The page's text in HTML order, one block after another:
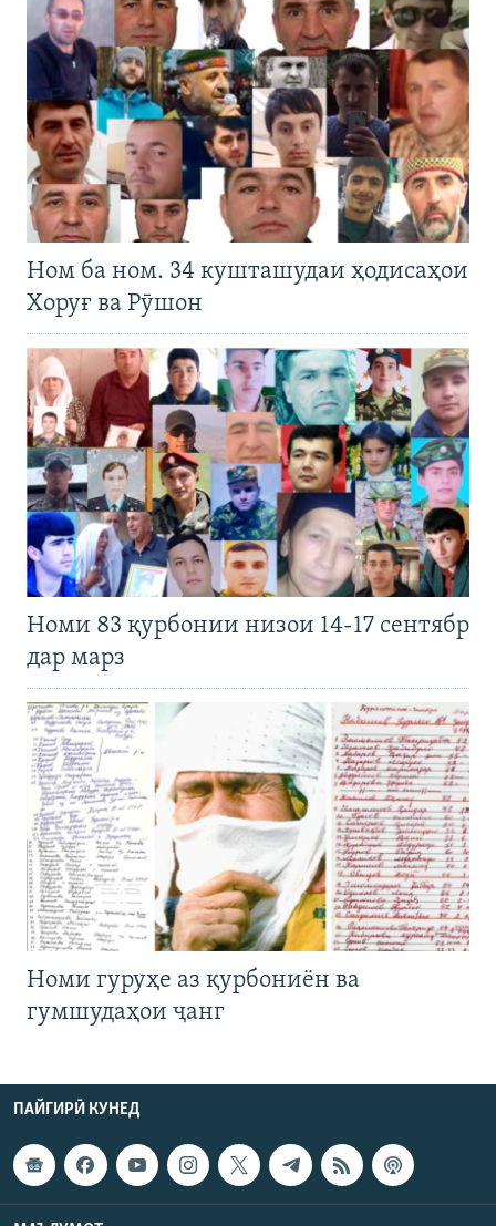
Ном ба ном. 34 кушташудаи ҳодисаҳои
Хоруғ ва Рӯшон
Номи 83 қурбонии низои 14-17 сентябр
дар марз
Номи гуруҳе аз қурбониён ва
гумшудаҳои ҷанг
ПАЙГИРӢ КУНЕД